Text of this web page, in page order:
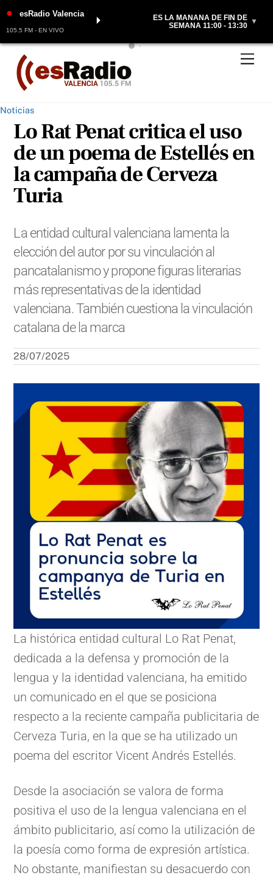
Skip
content
● esRadio Valencia
105.5 FM - EN VIVO
⏵
ES LA MAÑANA DE FIN DE
SEMANA 11:00 - 13:30 ▼
Noticias
Lo Rat Penat critica el uso
de un poema de Estellés en
la campaña de Cerveza
Turia
La entidad cultural valenciana lamenta la
elección del autor por su vinculación al
pancatalanismo y propone figuras literarias
más representativas de la identidad
valenciana. También cuestiona la vinculación
catalana de la marca
28/07/2025
La histórica entidad cultural Lo Rat Penat,
dedicada a la defensa y promoción de la
lengua y la identidad valenciana, ha emitido
un comunicado en el que se posiciona
respecto a la reciente campaña publicitaria de
Cerveza Turia, en la que se ha utilizado un
poema del escritor Vicent Andrés Estellés.
Desde la asociación se valora de forma
positiva el uso de la lengua valenciana en el
ámbito publicitario, así como la utilización de
la poesía como forma de expresión artística.
No obstante, manifiestan su desacuerdo con